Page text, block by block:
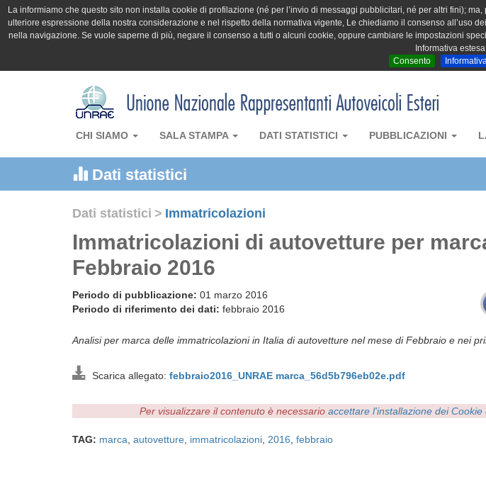
La informiamo che questo sito non installa cookie di profilazione (né per l’invio di messaggi pubblicitari, né per altri fini);
ulteriore espressione della nostra considerazione e nel rispetto della normativa vigente, Le chiediamo il consenso all’uso
nella navigazione. Se vuole saperne di più, negare il consenso a tutti o alcuni cookie, oppure cambiare le impostazioni
Informativa
Consento
CHI SIAMO SALA STAMPA DATI STATISTICI PUBBLICAZIONI
Dati statistici
Dati statistici > Immatricolazioni
Immatricolazioni di autovetture per
Febbraio 2016
Periodo di pubblicazione: 01 marzo 2016
Periodo di riferimento dei dati: febbraio 2016
Analisi per marca delle immatricolazioni in Italia di autovetture nel mese di Febbraio e nei
Scarica allegato: febbraio2016_UNRAE marca_56d5b796eb02e.pdf
Per visualizzare il contenuto è necessario accettare l'installazione dei Cookie
TAG: marca autovetture immatricolazioni 2016 febbraio